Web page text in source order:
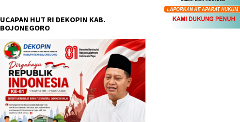
UCAPAN HUT RI DEKOPIN KAB.
BOJONEGORO